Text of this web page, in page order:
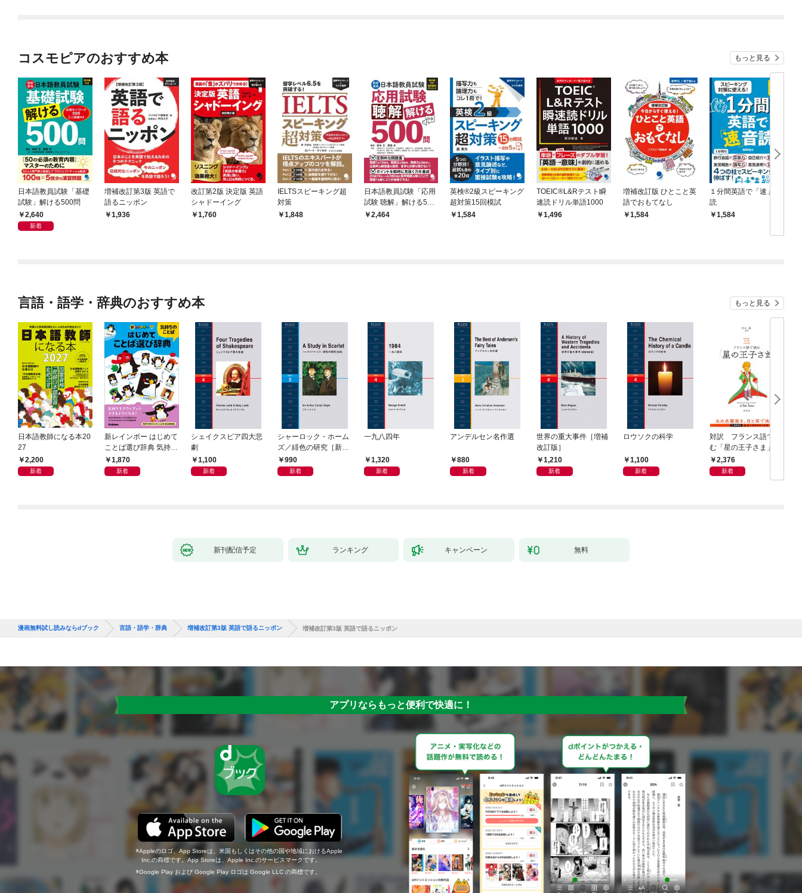
コスモピアのおすすめ本 もっと見る
日本語教員試験「基礎
試験」解ける500問
2,640
新着
増補改訂第3版 英語で
語るニッポン
1,936
改訂第2版 決定版 英語
シャドーイング
1,760
IELTSスピーキング超
対策
1,848
日本語教員試験「応用
試験 聴解」解ける500
問2,464
英検®2級スピーキング
超対策15回模試
1,584
TOEIC®L&Rテスト瞬
速読ドリル単語1000
1,496
増補改訂版 ひとこと英
語でおもてなし
1,584
１分間英語で「速」音
読
1,584
言語・語学・辞典のおすすめ本 もっと見る
日本語教師になる本20
27
2,200
新着
新レインボー はじめて
ことば選び辞典 気持ち
のことば
1,870
新着
シェイクスピア四大悲
劇
1,100
新着
シャーロック・ホーム
ズ／緋色の研究［新
版］990
新着
一九八四年
1,320
新着
アンデルセン名作選
880
新着
世界の重大事件［増補
改訂版］
1,210
新着
ロウソクの科学
1,100
新着
対訳 フランス語で読
む「星の王子さま」(音
声DL付)
2,376
新着
新刊配信予定 ランキング キャンペーン 無料
漫画無料試し読みならdブック 言語・語学・辞典 増補改訂第3版 英語で語るニッポン 増補改訂第3版 英語で語るニッポン
アプリならもっと便利で快適に！
Appleのロゴ、App Storeは、米国もしくはその他の国や地域におけるApple
Inc.の商標です。App Storeは、Apple Inc.のサービスマークです。
Google Play および Google Play ロゴは Google LLC の商標です。